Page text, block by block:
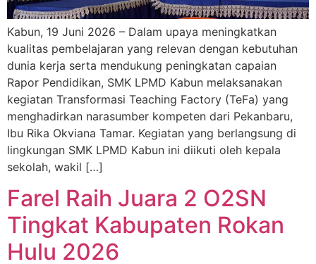
Kabun, 19 Juni 2026 – Dalam upaya meningkatkan
kualitas pembelajaran yang relevan dengan kebutuhan
dunia kerja serta mendukung peningkatan capaian
Rapor Pendidikan, SMK LPMD Kabun melaksanakan
kegiatan Transformasi Teaching Factory (TeFa) yang
menghadirkan narasumber kompeten dari Pekanbaru,
Ibu Rika Okviana Tamar. Kegiatan yang berlangsung di
lingkungan SMK LPMD Kabun ini diikuti oleh kepala
sekolah, wakil […]
Farel Raih Juara 2 O2SN
Tingkat Kabupaten Rokan
Hulu 2026